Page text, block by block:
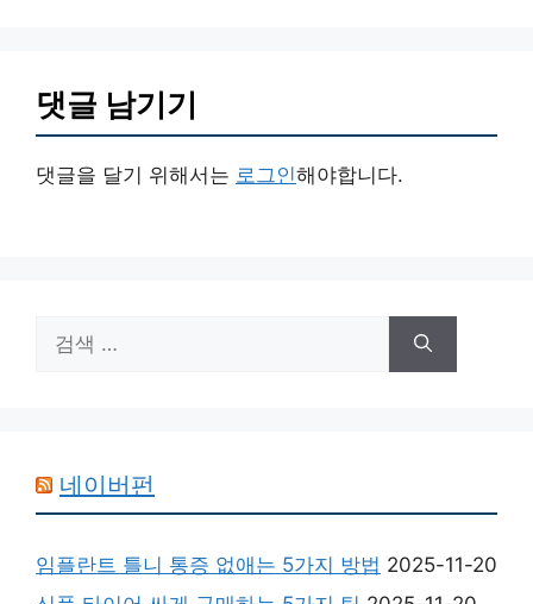
댓글 남기기
댓글을 달기 위해서는 로그인해야합니다.
색:
네이버펀
임플란트 틀니 통증 없애는 5가지 방법 2025-11-20